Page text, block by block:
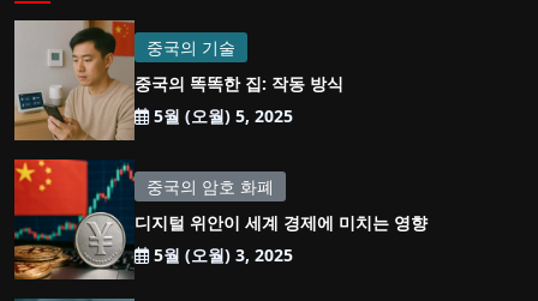
중국의 기술
중국의 똑똑한 집: 작동 방식
5월 (오월) 5, 2025
중국의 암호 화폐
디지털 위안이 세계 경제에 미치는 영향
5월 (오월) 3, 2025